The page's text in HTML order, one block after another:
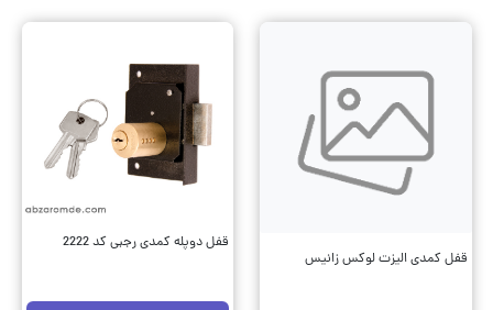
قفل کمدی الیزت لوکس زانیس
قفل دوپله کمدی رجبی کد 2222